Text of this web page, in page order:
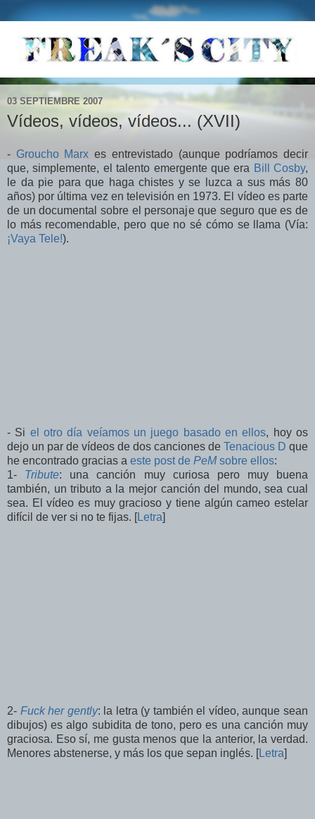
03 SEPTIEMBRE 2007
Vídeos, vídeos, vídeos... (XVII)
- Groucho Marx es entrevistado (aunque podríamos decir
que, simplemente, el talento emergente que era Bill Cosby,
le da pie para que haga chistes y se luzca a sus más 80
años) por última vez en televisión en 1973. El vídeo es parte
de un documental sobre el personaje que seguro que es de
lo más recomendable, pero que no sé cómo se llama (Vía:
¡Vaya Tele!).
- Si el otro día veíamos un juego basado en ellos, hoy os
dejo un par de vídeos de dos canciones de Tenacious D que
he encontrado gracias a este post de PeMsobre ellos:
1- Tribute: una canción muy curiosa pero muy buena
también, un tributo a la mejor canción del mundo, sea cual
sea. El vídeo es muy gracioso y tiene algún cameo estelar
difícil de ver si no te fijas. [Letra]
2- Fuck her gently: la letra (y también el vídeo, aunque sean
dibujos) es algo subidita de tono, pero es una canción muy
graciosa. Eso sí, me gusta menos que la anterior, la verdad.
Menores abstenerse, y más los que sepan inglés. [Letra]